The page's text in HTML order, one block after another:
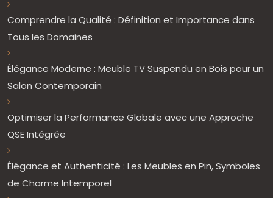
Comprendre la Qualité : Définition et Importance dans
Tous les Domaines
Élégance Moderne : Meuble TV Suspendu en Bois pour un
Salon Contemporain
Optimiser la Performance Globale avec une Approche
QSE Intégrée
Élégance et Authenticité : Les Meubles en Pin, Symboles
de Charme Intemporel